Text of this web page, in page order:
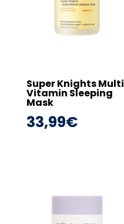
Super Knights Multi
Vitamin Sleeping
Mask
33,99€